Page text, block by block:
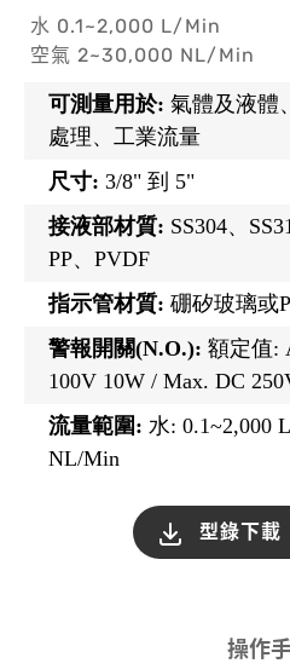
水 0.1~2,000 L/Min
空氣 2~30,000 NL/Min
可測量用於:氣體及液體
處理、工業流量
尺寸:3/8" 到 5"
接液部材質: SS304、
PP、PVDF
指示管材質:硼矽玻璃或
警報開關(N.O.):額定值:
100V 10W / Max. DC
流量範圍:水: 0.1~2,000
NL/Min
型錄下載
操作